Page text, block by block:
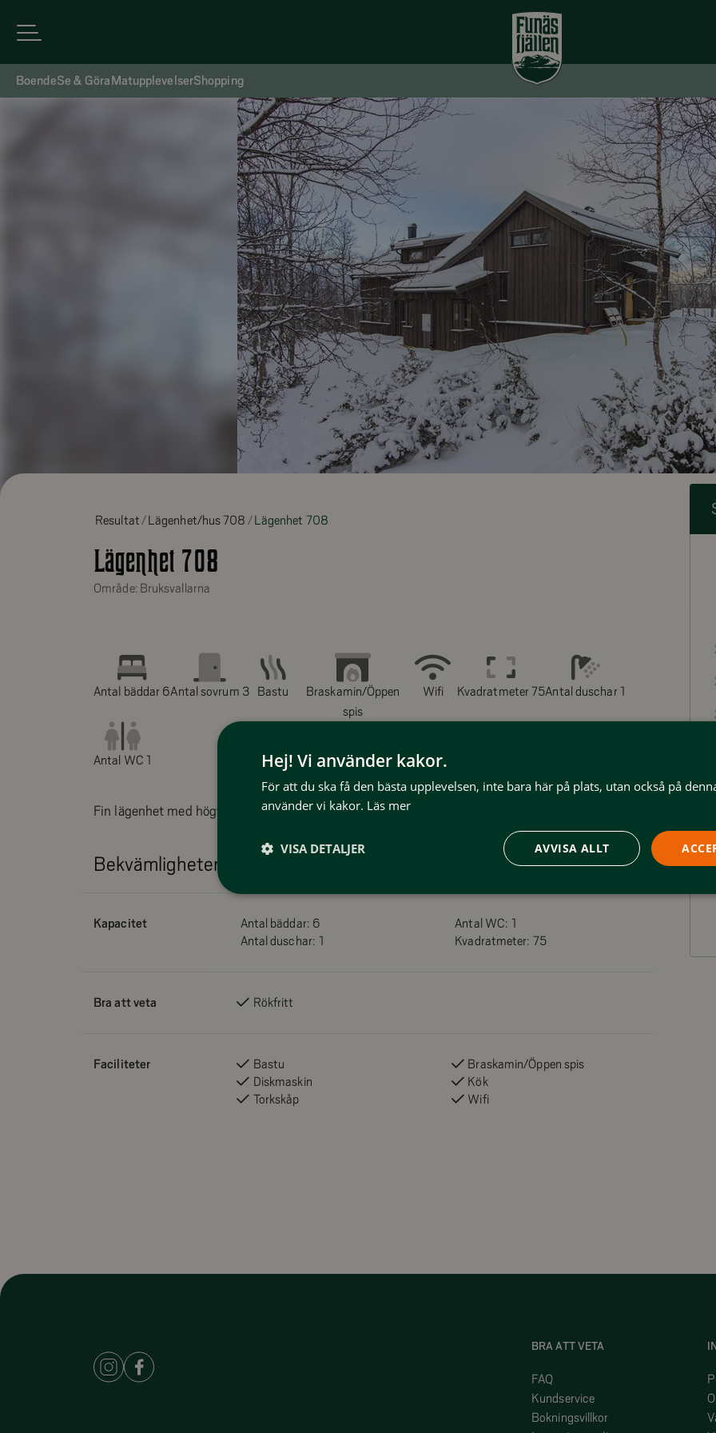
BoendeSe & GöraMatupplevelserShopping
Resultat Lägenhet/hus 708 Lägenhet 708
Lägenhet 708
Område: Bruksvallarna
Antal bäddar 6Antal sovrum 3 Bastu
Braskamin/Öppen
spis
Wifi Kvadratmeter 75Antal duschar 1
Antal WC 1
Fin lägenhet med högt läge i Björkliden i Bruksvallarna.
Bekvämligheter
Kapacitet Antal bäddar: 6 Antal WC: 1
Antal duschar: 1 Kvadratmeter: 75
Bra att veta Rökfritt
Faciliteter Bastu
Braskamin/Öppen spis
Diskmaskin
Kök
Torkskåp
Wifi
BRA ATT VETA
FAQ
Kundservice
Bokningsvillkor
Hej! Vi använder kakor.
För att du ska få den bästa upplevelsen, inte bara här på plats, utan också på
använder vi kakor. Läs mer
AVVISA ALLT
VISA DETALJER